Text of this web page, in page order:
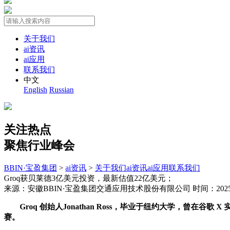
关于我们
ai资讯
ai应用
联系我们
中文
English Russian
关注热点
聚焦行业峰会
BBIN·宝盈集团 > ai资讯 > 关于我们ai资讯ai应用联系我们
Groq获贝莱德3亿美元投资，最新估值22亿美元；
来源：安徽BBIN·宝盈集团交通应用技术股份有限公司 时间：
Groq 创始人Jonathan Ross，毕业于纽约大学，曾在谷歌 X
赛。